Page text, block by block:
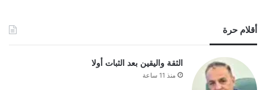
أقلام حرة
الثقة واليقين بعد الثبات أولا
منذ 11 ساعة